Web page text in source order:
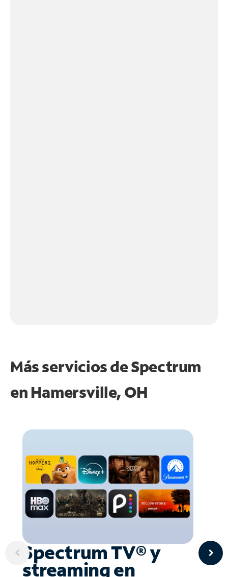
Más servicios de Spectrum
en Hamersville, OH
Spectrum TV® y
streaming en